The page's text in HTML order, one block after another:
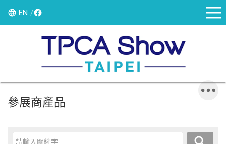
EN
參展商產品